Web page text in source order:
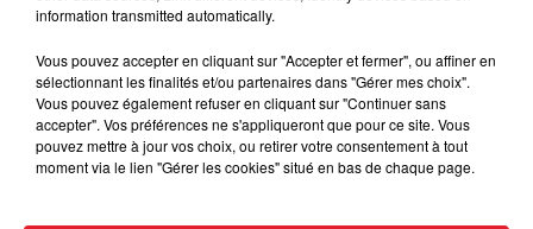
information transmitted automatically.
Vous pouvez accepter en cliquant sur "Accepter et fermer", ou affiner en
sélectionnant les finalités et/ou partenaires dans "Gérer mes choix".
Vous pouvez également refuser en cliquant sur "Continuer sans
accepter". Vos préférences ne s'appliqueront que pour ce site. Vous
pouvez mettre à jour vos choix, ou retirer votre consentement à tout
moment via le lien "Gérer les cookies" situé en bas de chaque page.